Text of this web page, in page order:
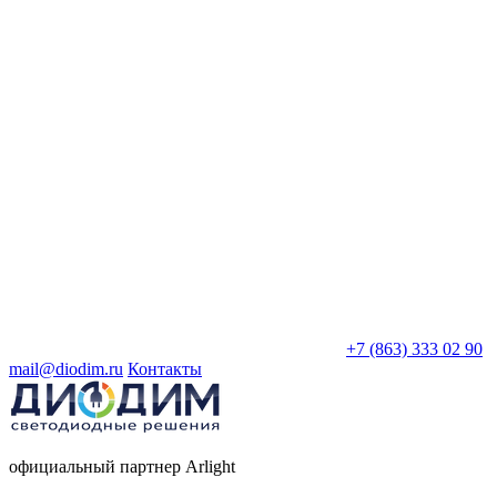
+7 (863) 333 02 90
mail@diodim.ru Контакты
официальный партнер Arlight